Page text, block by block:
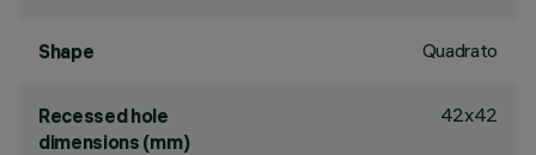
Shape Quadrato
Recessed hole
dimensions (mm)
42x42